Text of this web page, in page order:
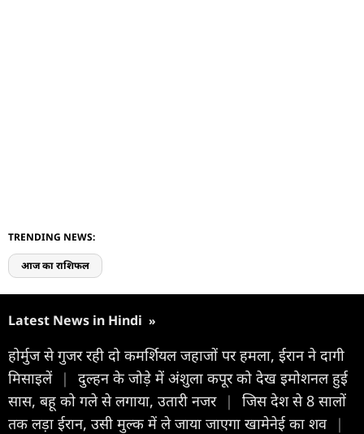
TRENDING NEWS:
आज का राशिफल
Latest News in Hindi »
होर्मुज से गुजर रही दो कमर्शियल जहाजों पर हमला, ईरान ने दागी
मिसाइलें |
दुल्हन के जोड़े में अंशुला कपूर को देख इमोशनल हुई
सास, बहू को गले से लगाया, उतारी नजर |
जिस देश से 8 सालों
तक लड़ा ईरान, उसी मुल्क में ले जाया जाएगा खामेनेई का शव |